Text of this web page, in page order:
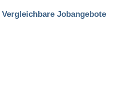
Vergleichbare Jobangebote